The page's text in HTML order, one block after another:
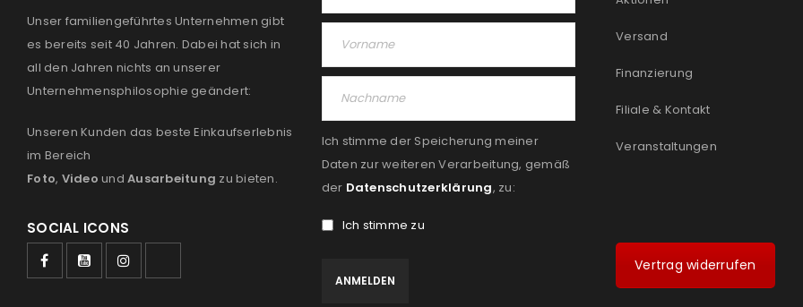
Unser familiengeführtes Unternehmen gibt
es bereits seit 40 Jahren. Dabei hat sich in
all den Jahren nichts an unserer
Unternehmensphilosophie geändert:
Unseren Kunden das beste Einkaufserlebnis
im Bereich
Foto, Video und Ausarbeitung zu bieten.
SOCIAL ICONS
Ich stimme der Speicherung meiner
Daten zur weiteren Verarbeitung, gemäß
der Datenschutzerklärung, zu:
Ich stimme zu
Versand
Finanzierung
Filiale & Kontakt
Veranstaltungen
Vertrag widerrufen